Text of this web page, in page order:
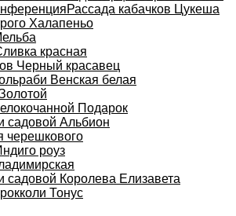
Рассада кабачков Цукеша
Халапеньо
красная
Черный красавец
Венская белая
Подарок
садовой Альбион
черешкового
роуз
садовой Королева Елизавета
Тонус